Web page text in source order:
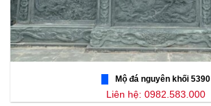
Mộ đá nguyên khối 5390
Liên hệ: 0982.583.000